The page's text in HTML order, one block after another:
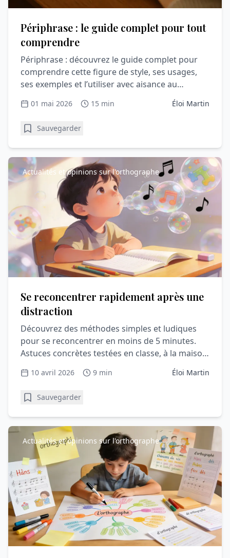
Périphrase : le guide complet pour tout
comprendre
Périphrase : découvrez le guide complet pour
comprendre cette figure de style, ses usages,
ses exemples et l’utiliser avec aisance au
01 mai 2026 15 min Éloi Martin
Sauvegarder
Actualités et opinions sur l'orthographe
Se reconcentrer rapidement après une
distraction
Découvrez des méthodes simples et ludiques
pour se reconcentrer en moins de 5 minutes.
Astuces concrètes testées en classe, à la maison
10 avril 2026 9 min Éloi Martin
Sauvegarder
Actualités et opinions sur l'orthographe